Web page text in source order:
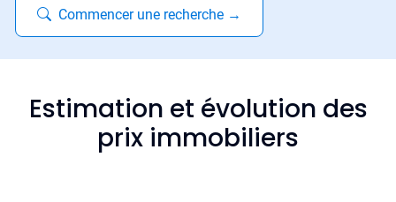
Commencer une recherche →
Estimation et évolution des
prix immobiliers